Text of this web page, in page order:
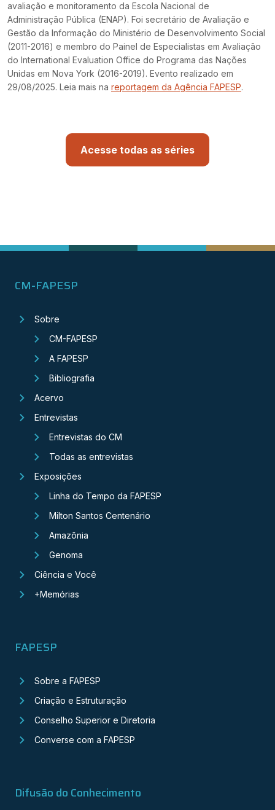
avaliação e monitoramento da Escola Nacional de
Administração Pública (ENAP). Foi secretário de Avaliação e
Gestão da Informação do Ministério de Desenvolvimento Social
(2011-2016) e membro do Painel de Especialistas em Avaliação
do International Evaluation Office do Programa das Nações
Unidas em Nova York (2016-2019). Evento realizado em
29/08/2025. Leia mais na reportagem da Agência FAPESP.
Acesse todas as séries
CM-FAPESP
Sobre
CM-FAPESP
A FAPESP
Bibliografia
Acervo
Entrevistas
Entrevistas do CM
Todas as entrevistas
Exposições
Linha do Tempo da FAPESP
Milton Santos Centenário
Amazônia
Genoma
Ciência e Você
+Memórias
FAPESP
Sobre a FAPESP
Criação e Estruturação
Conselho Superior e Diretoria
Converse com a FAPESP
Difusão do Conhecimento